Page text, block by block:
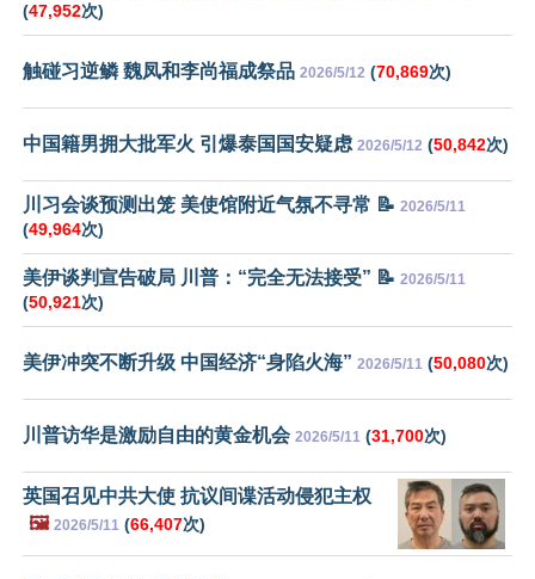
(47,952次)
触碰习逆鳞 魏凤和李尚福成祭品 2026/5/12 (70,869次)
中国籍男拥大批军火 引爆泰国国安疑虑 2026/5/12 (50,842次)
川习会谈预测出笼 美使馆附近气氛不寻常 📝 2026/5/11
(49,964次)
美伊谈判宣告破局 川普：“完全无法接受” 📝 2026/5/11
(50,921次)
美伊冲突不断升级 中国经济“身陷火海” 2026/5/11 (50,080次)
川普访华是激励自由的黄金机会 2026/5/11 (31,700次)
英国召见中共大使 抗议间谍活动侵犯主权
🖼️ 2026/5/11 (66,407次)